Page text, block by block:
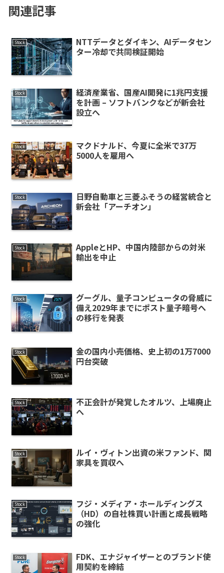
関連記事
Stock
NTTデータとダイキン、AIデータセン
ター冷却で共同検証開始
Stock
経済産業省、国産AI開発に1兆円支援
を計画 – ソフトバンクなどが新会社
設立へ
Stock
マクドナルド、今夏に全米で37万
5000人を雇用へ
Stock
日野自動車と三菱ふそうの経営統合と
新会社「アーチオン」
Stock
AppleとHP、中国内陸部からの対米
輸出を中止
Stock
グーグル、量子コンピュータの脅威に
備え2029年までにポスト量子暗号へ
の移行を発表
Stock
金の国内小売価格、史上初の1万7000
円台突破
Stock
不正会計が発覚したオルツ、上場廃止
へ
Stock
ルイ・ヴィトン出資の米ファンド、関
家具を買収へ
Stock
フジ・メディア・ホールディングス
（HD）の自社株買い計画と成長戦略
の強化
Stock
FDK、エナジャイザーとのブランド使
用契約を締結